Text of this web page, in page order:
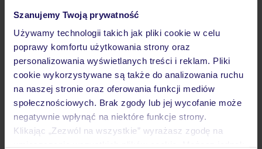
Szanujemy Twoją prywatność
Używamy technologii takich jak pliki cookie w celu
poprawy komfortu użytkowania strony oraz
personalizowania wyświetlanych treści i reklam. Pliki
cookie wykorzystywane są także do analizowania ruchu
na naszej stronie oraz oferowania funkcji mediów
społecznościowych. Brak zgody lub jej wycofanie może
negatywnie wpłynąć na niektóre funkcje strony.
Klikając „Zezwól na wszystkie” wyrażasz zgodę na
Ważne informacje
Często zadawane pytania
Jak zmienić uczestników/osobę zgłaszającą?
Czy w Hotelu będzie przedstawiciel TUI?
Na jakiej podstawie i gdzie otrzymam karty
pokładowe/bilety lotnicze?
Zobacz więcej